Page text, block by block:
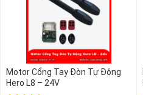
Motor Cổng Tay Đòn Tự Động
Hero L8 – 24V